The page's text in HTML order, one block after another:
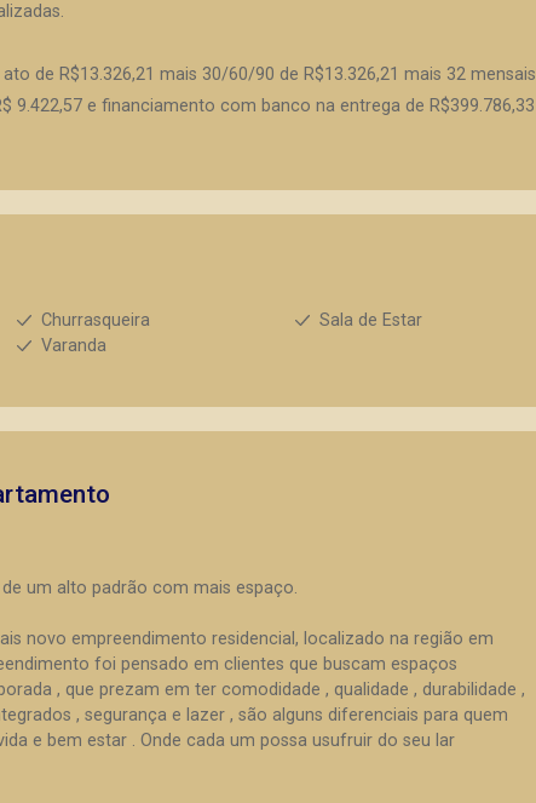
de R$13.326,21 mais 30/60/90 de R$13.326,21 mais 32 mensais
9.422,57 e financiamento com banco na entrega de R$399.786,33
Churrasqueira
Sala de Estar
Varanda
um alto padrão com mais espaço.
novo empreendimento residencial, localizado na região em
foi pensado em clientes que buscam espaços
, que prezam em ter comodidade , qualidade , durabilidade ,
, segurança e lazer , são alguns diferenciais para quem
e bem estar . Onde cada um possa usufruir do seu lar